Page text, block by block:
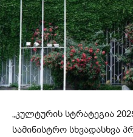
„კულტურის სტრატეგია
სამინისტრო სხვადასხვა